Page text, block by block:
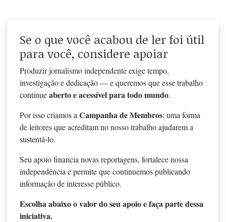
Se o que você acabou de ler foi útil
para você, considere apoiar
Produzir jornalismo independente exige tempo,
investigação e dedicação — e queremos que esse trabalho
continueaberto e acessível para todo mundo.
Por isso criamos a Campanha de Membros: uma forma
de leitores que acreditam no nosso trabalho ajudarem a
sustentá-lo.
Seu apoio financia novas reportagens, fortalece nossa
independência e permite que continuemos publicando
informação de interesse público.
Escolha abaixo o valor do seu apoio e faça parte dessa
iniciativa.